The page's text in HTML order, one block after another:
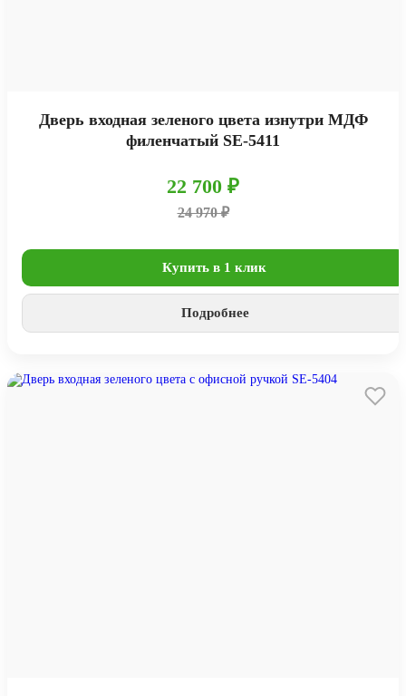
Дверь входная зеленого цвета изнутри МДФ
филенчатый SE-5411
22 700 ₽
24 970 ₽
Купить в 1 клик
Подробнее